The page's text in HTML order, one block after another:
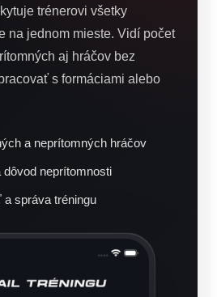
trénerovi všetky
na jednom mieste. Vidí počet
aj hráčov bez
s formáciami alebo
a neprítomných hráčov
dôvod neprítomnosti
správa tréningu